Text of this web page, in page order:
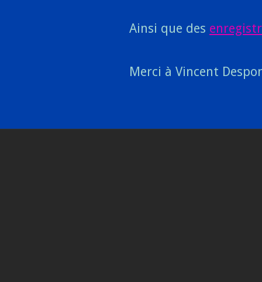
Ainsi que des
Merci à Vincent